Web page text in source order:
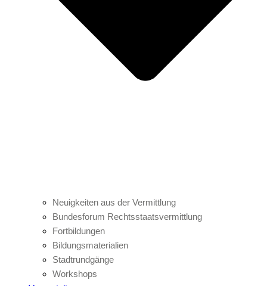
Neuigkeiten aus der Vermittlung
Bundesforum Rechtsstaatsvermittlung
Fortbildungen
Bildungsmaterialien
Stadtrundgänge
Workshops